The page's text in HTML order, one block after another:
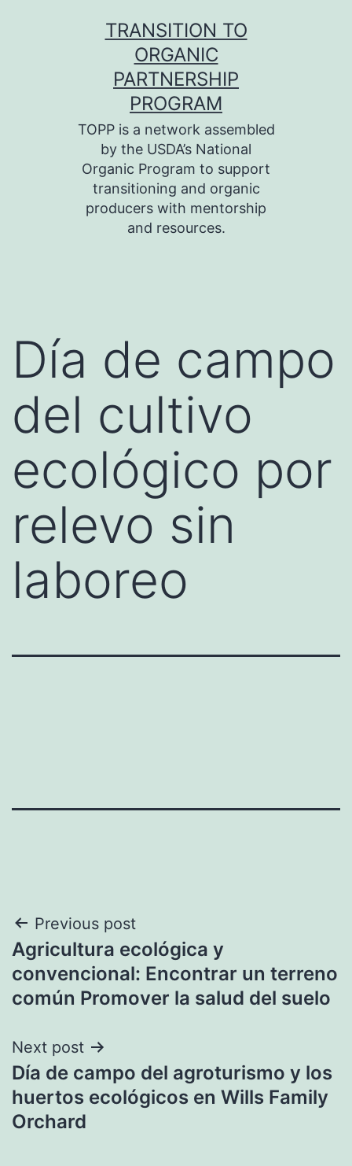
TRANSITION TO
ORGANIC
PARTNERSHIP
PROGRAM
TOPP is a network assembled
by the USDA’s National
Organic Program to support
transitioning and organic
producers with mentorship
and resources.
Día de campo
del cultivo
ecológico por
relevo sin
laboreo
Navegación
de
entradas
Previous post
Agricultura ecológica y
convencional: Encontrar un terreno
común Promover la salud del suelo
Next post
Día de campo del agroturismo y los
huertos ecológicos en Wills Family
Orchard